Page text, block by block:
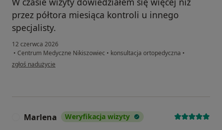
przez półtora miesiąca kontroli u innego
specjalisty.
12 czerwca 2026
• Centrum Medyczne Nikiszowiec • konsultacja ortopedyczna •
w opinii użytkownika PM
zgłoś nadużycie
Marlena Weryfikacja wizyty